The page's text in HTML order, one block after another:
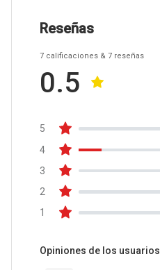
Reseñas
7 calificaciones & 7 reseñas
0.5
5
4
3
2
1
Opiniones de los usuarios